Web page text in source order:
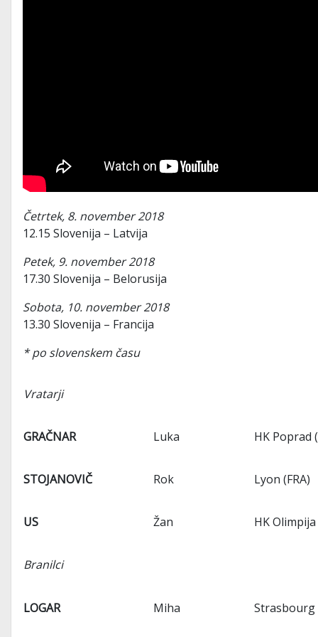
Četrtek, 8. november 2018
12.15 Slovenija – Latvija
Petek, 9. november 2018
17.30 Slovenija – Belorusija
Sobota, 10. november 2018
13.30 Slovenija – Francija
* po slovenskem času
Vratarji
GRAČNAR Luka HK Poprad
STOJANOVIČ Rok Lyon (FRA)
US Žan HK Olimpija
Branilci
LOGAR Miha Strasbourg